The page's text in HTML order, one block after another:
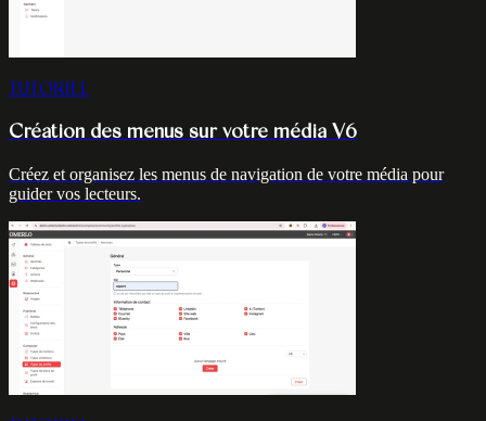
TUTORIEL
Création des menus sur votre média V6
Créez et organisez les menus de navigation de votre média pour
guider vos lecteurs.